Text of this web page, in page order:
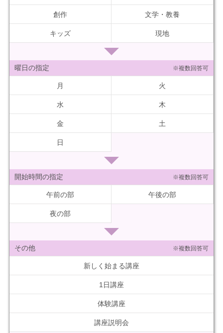
創作 文学・教養
キッズ 現地
曜日の指定 ※複数回答可
月 火
水 木
金 土
日
開始時間の指定 ※複数回答可
午前の部 午後の部
夜の部
その他 ※複数回答可
新しく始まる講座
1日講座
体験講座
講座説明会